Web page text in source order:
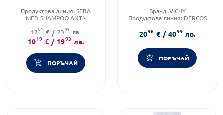
Продуктова линия: SEBA
MED SHAMPOO ANTI-
Тип козметика:
Дермокозметика
Тип коса:Пърхот
1201 € / 2349 лв.
1019 € / 1993 лв.
ПОРЪЧАЙ
Бранд: VICHY
Продуктова линия: DERCOS
2096 € / 4099 лв.
ПОРЪЧАЙ